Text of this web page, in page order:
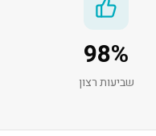
98%
שביעות רצון